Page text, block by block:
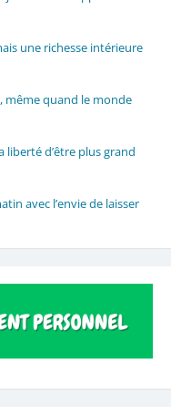
une richesse intérieure
même quand le monde
liberté d’être plus grand
avec l’envie de laisser